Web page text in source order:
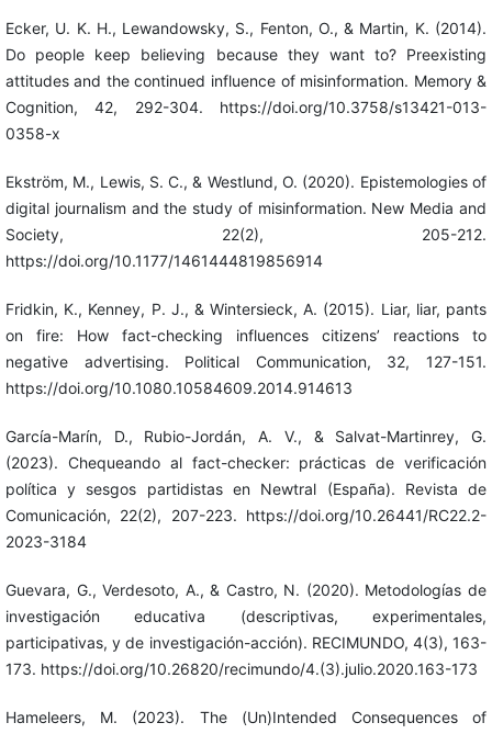
Ecker, U. K. H., Lewandowsky, S., Fenton, O., & Martin, K. (2014).
Do people keep believing because they want to? Preexisting
attitudes and the continued influence of misinformation. Memory &
Cognition, 42, 292-304. https://doi.org/10.3758/s13421-013-
0358-x
Ekström, M., Lewis, S. C., & Westlund, O. (2020). Epistemologies of
digital journalism and the study of misinformation. New Media and
Society, 22(2), 205-212.
https://doi.org/10.1177/1461444819856914
Fridkin, K., Kenney, P. J., & Wintersieck, A. (2015). Liar, liar, pants
on fire: How fact-checking influences citizens’ reactions to
negative advertising. Political Communication, 32, 127-151.
https://doi.org/10.1080.10584609.2014.914613
García-Marín, D., Rubio-Jordán, A. V., & Salvat-Martinrey, G.
(2023). Chequeando al fact-checker: prácticas de verificación
política y sesgos partidistas en Newtral (España). Revista de
Comunicación, 22(2), 207-223. https://doi.org/10.26441/RC22.2-
2023-3184
Guevara, G., Verdesoto, A., & Castro, N. (2020). Metodologías de
investigación educativa (descriptivas, experimentales,
participativas, y de investigación-acción). RECIMUNDO, 4(3), 163-
173. https://doi.org/10.26820/recimundo/4.(3).julio.2020.163-173
Hameleers, M. (2023). The (Un)Intended Consequences of